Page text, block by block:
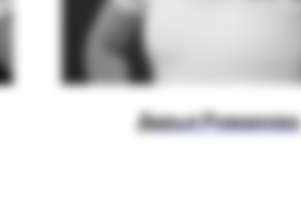
Дарья Романова